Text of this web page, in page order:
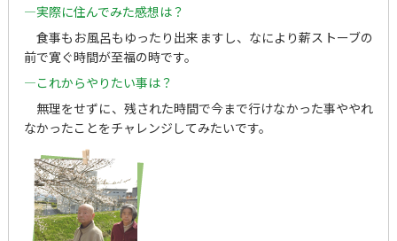
—実際に住んでみた感想は？
食事もお風呂もゆったり出来ますし、なにより薪ストーブの
前で寛ぐ時間が至福の時です。
—これからやりたい事は？
無理をせずに、残された時間で今まで行けなかった事ややれ
なかったことをチャレンジしてみたいです。